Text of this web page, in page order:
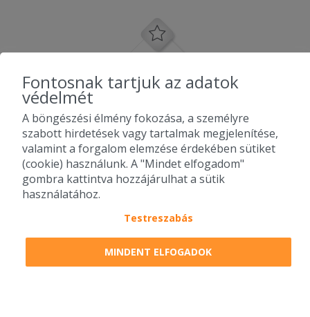
2010-2026 Copyright - Falatozz.hu - Diston-line Kft.
Fontosnak tartjuk az adatok
védelmét
A böngészési élmény fokozása, a személyre
szabott hirdetések vagy tartalmak megjelenítése,
valamint a forgalom elemzése érdekében sütiket
(cookie) használunk. A "Mindet elfogadom"
gombra kattintva hozzájárulhat a sütik
használatához.
Testreszabás
MINDENT ELFOGADOK